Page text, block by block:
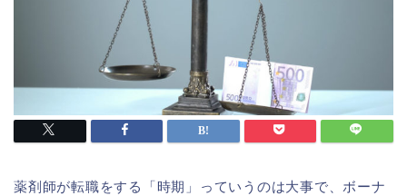
薬剤師が転職をする「時期」っていうのは大事で、ボーナ